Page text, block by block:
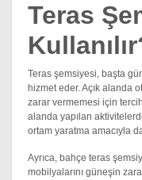
Teras
Teras şemsiyesi, başta
hizmet eder. Açık alanda
zarar vermemesi için
alanda yapılan
ortam yaratma amacıyla
Ayrıca, bahçe teras
mobilyalarını güneşin